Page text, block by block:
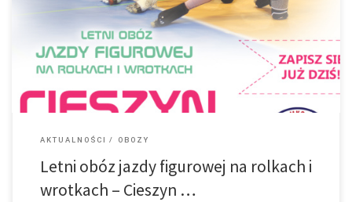
AKTUALNOŚCI OBOZY
Letni obóz jazdy figurowej na rolkach i
wrotkach – Cieszyn …